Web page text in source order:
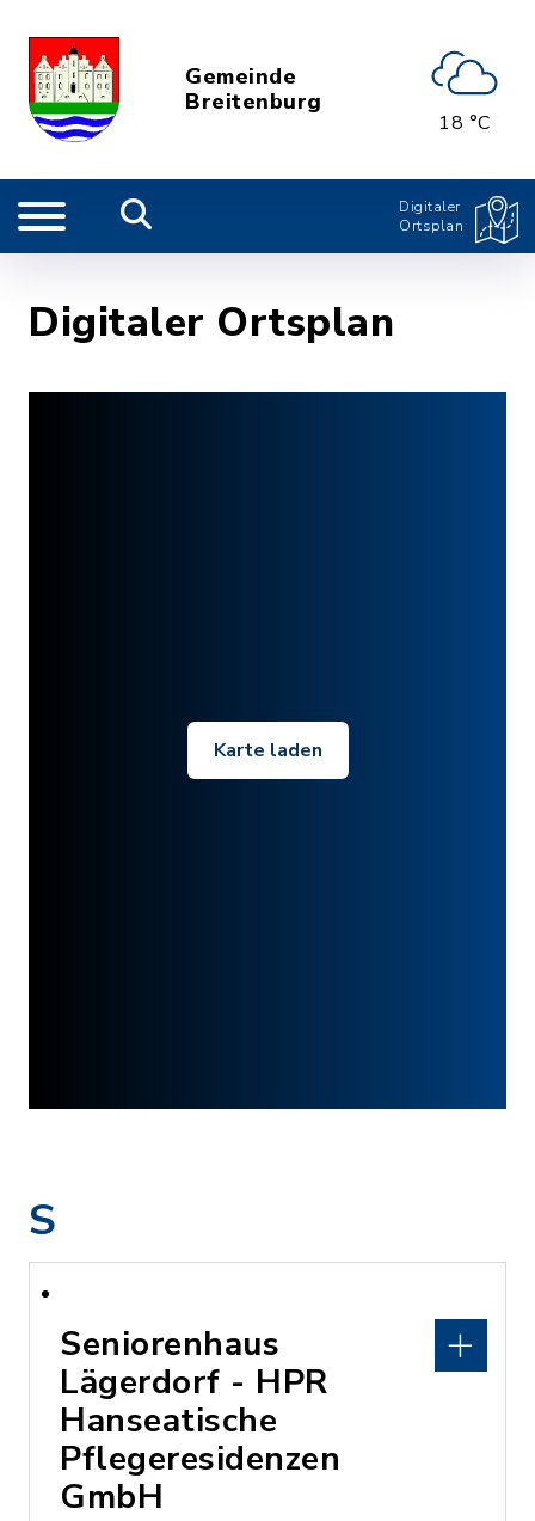
Gemeinde
Breitenburg
18 °C
Digitaler
Ortsplan
Digitaler Ortsplan
Karte laden
S
Seniorenhaus
Lägerdorf - HPR
Hanseatische
Pflegeresidenzen
GmbH